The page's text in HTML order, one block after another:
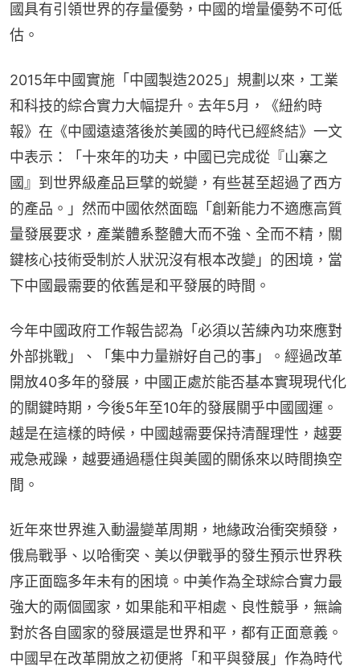
國具有引領世界的存量優勢，中國的增量優勢不可低
估。
2015年中國實施「中國製造2025」規劃以來，工業
和科技的綜合實力大幅提升。去年5月，《紐約時
報》在《中國遠遠落後於美國的時代已經終結》一文
中表示：「十來年的功夫，中國已完成從『山寨之
國』到世界級產品巨擘的蜕變，有些甚至超過了西方
的產品。」然而中國依然面臨「創新能力不適應高質
量發展要求，產業體系整體大而不強、全而不精，關
鍵核心技術受制於人狀況沒有根本改變」的困境，當
下中國最需要的依舊是和平發展的時間。
今年中國政府工作報告認為「必須以苦練內功來應對
外部挑戰」、「集中力量辦好自己的事」。經過改革
開放40多年的發展，中國正處於能否基本實現現代化
的關鍵時期，今後5年至10年的發展關乎中國國運。
越是在這樣的時候，中國越需要保持清醒理性，越要
戒急戒躁，越要通過穩住與美國的關係來以時間換空
間。
近年來世界進入動盪變革周期，地緣政治衝突頻發，
俄烏戰爭、以哈衝突、美以伊戰爭的發生預示世界秩
序正面臨多年未有的困境。中美作為全球綜合實力最
強大的兩個國家，如果能和平相處、良性競爭，無論
對於各自國家的發展還是世界和平，都有正面意義。
中國早在改革開放之初便將「和平與發展」作為時代